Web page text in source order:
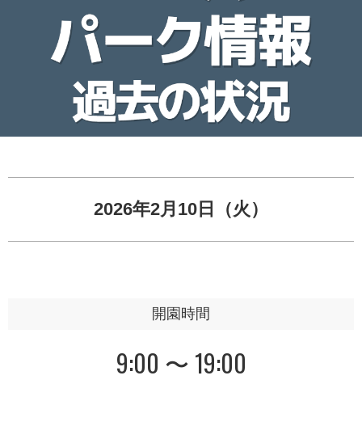
2026年2月10日（火）
開園時間
9:00 〜 19:00